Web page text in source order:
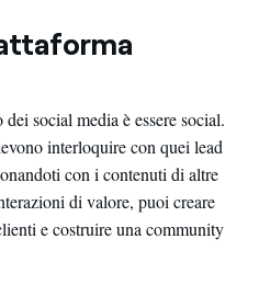
social media è essere social.
interloquire con quei lead
con i contenuti di altre
di valore, puoi creare
e costruire una community